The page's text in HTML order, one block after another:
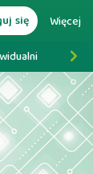
się Więcej